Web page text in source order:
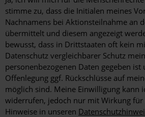
(Vorname,
erster
Buchstabe
des
Nachnamens)
dürfen
bei
Aktionsteilnahme
angezeigt
werden.
stimme zu, dass die Initialen meines
Nachnamens bei Aktionsteilnahme an
übermittelt und diesem angezeigt
bewusst, dass in Drittstaaten oft kein
Datenschutz vergleichbarer Schutz
personenbezogenen Daten gegeben
Offenlegung ggf. Rückschlüsse auf
möglich sind. Meine Einwilligung kann
widerrufen, jedoch nur mit Wirkung
Hinweise in unseren